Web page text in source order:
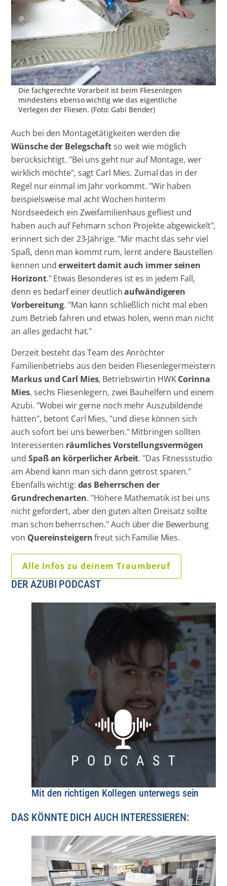
Die fachgerechte Vorarbeit ist beim Fliesenlegen
mindestens ebenso wichtig wie das eigentliche
Verlegen der Fliesen. (Foto: Gabi Bender)
Auch bei den Montagetätigkeiten werden die
Wünsche der Belegschaftso weit wie möglich
berücksichtigt. "Bei uns geht nur auf Montage, wer
wirklich möchte", sagt Carl Mies. Zumal das in der
Regel nur einmal im Jahr vorkommt. "Wir haben
beispielsweise mal acht Wochen hinterm
Nordseedeich ein Zweifamilienhaus gefliest und
haben auch auf Fehmarn schon Projekte abgewickelt",
erinnert sich der 23-Jährige. "Mir macht das sehr viel
Spaß, denn man kommt rum, lernt andere Baustellen
kennen underweitert damit auch immer seinen
Horizont." Etwas Besonderes ist es in jedem Fall,
denn es bedarf einer deutlichaufwändigeren
Vorbereitung. "Man kann schließlich nicht mal eben
zum Betrieb fahren und etwas holen, wenn man nicht
an alles gedacht hat."
Derzeit besteht das Team des Anröchter
Familienbetriebs aus den beiden Fliesenlegermeistern
Markus und Carl Mies, Betriebswirtin HWKCorinna
Mies, sechs Fliesenlegern, zwei Bauhelfern und einem
Azubi. "Wobei wir gerne noch mehr Auszubildende
hätten", betont Carl Mies, "und diese können sich
auch sofort bei uns bewerben." Mitbringen sollten
Interessenten räumliches Vorstellungsvermögen
undSpaß an körperlicher Arbeit. "Das Fitnessstudio
am Abend kann man sich dann getrost sparen."
Ebenfalls wichtig: das Beherrschen der
Grundrechenarten. "Höhere Mathematik ist bei uns
nicht gefordert, aber den guten alten Dreisatz sollte
man schon beherrschen." Auch über die Bewerbung
von Quereinsteigernfreut sich Familie Mies.
Alle Infos zu deinem Traumberuf
DER AZUBI PODCAST
Mit den richtigen Kollegen unterwegs sein
DAS KÖNNTE DICH AUCH INTERESSIEREN: